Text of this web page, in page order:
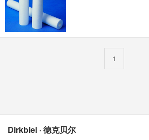
1
Dirkbiel · 德克贝尔